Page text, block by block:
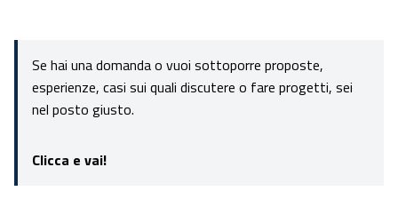
Se hai una domanda o vuoi sottoporre proposte,
esperienze, casi sui quali discutere o fare progetti, sei
nel posto giusto.
Clicca e vai!